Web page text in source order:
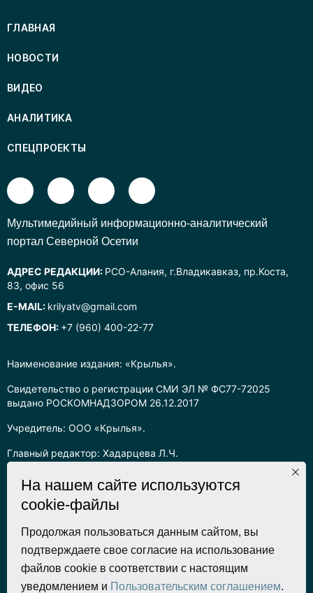
Наименование издания: «Крылья».
Свидетельство о регистрации СМИ ЭЛ № ФС77-72025
выдано РОСКОМНАДЗОРОМ 26.12.2017
Учредитель: ООО «Крылья».
Главный редактор: Хадарцева Л.Ч.
Информация на сайте предназначена для лиц старше 16 лет.
Все права на любые материалы, опубликованные на сайте,
защищены в соответствии с российским законодательством
об интеллектуальной собственности. Любое использование
текстовых, фото, аудио и видеоматериалов возможно только
с согласия правообладателя (ООО «Крылья») и при строгом
наличии ссылки на ресурс. Для сетевых ресурсов –
гиперссылка.
ГЛАВНАЯ
НОВОСТИ
ВИДЕО
АНАЛИТИКА
СПЕЦПРОЕКТЫ
Mультимедийный информационно-аналитический
портал Северной Осетии
АДРЕС РЕДАКЦИИ: РСО-Алания, г.Владикавказ, пр.Коста,
83, офис 56
E-MAIL: krilyatv@gmail.com
ТЕЛЕФОН: +7 (960) 400-22-77
На нашем сайте используются
cookie-файлы
Продолжая пользоваться данным сайтом, вы
подтверждаете свое согласие на использование
файлов cookie в соответствии с настоящим
уведомлением и Пользовательским соглашением.